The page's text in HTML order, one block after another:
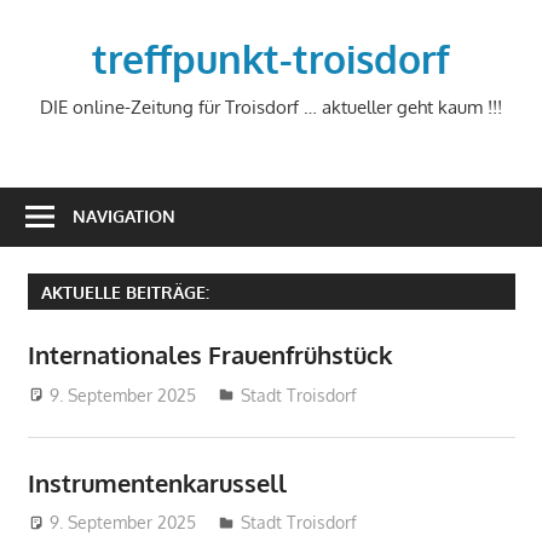
treffpunkt-troisdorf
DIE online-Zeitung für Troisdorf … aktueller geht kaum !!!
NAVIGATION
AKTUELLE BEITRÄGE:
Internationales Frauenfrühstück
9. September 2025 treffpunkt
Stadt Troisdorf
Instrumentenkarussell
9. September 2025 treffpunkt
Stadt Troisdorf